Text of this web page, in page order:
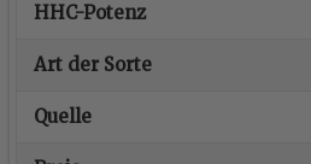
HHC-Potenz
Art der Sorte
Quelle